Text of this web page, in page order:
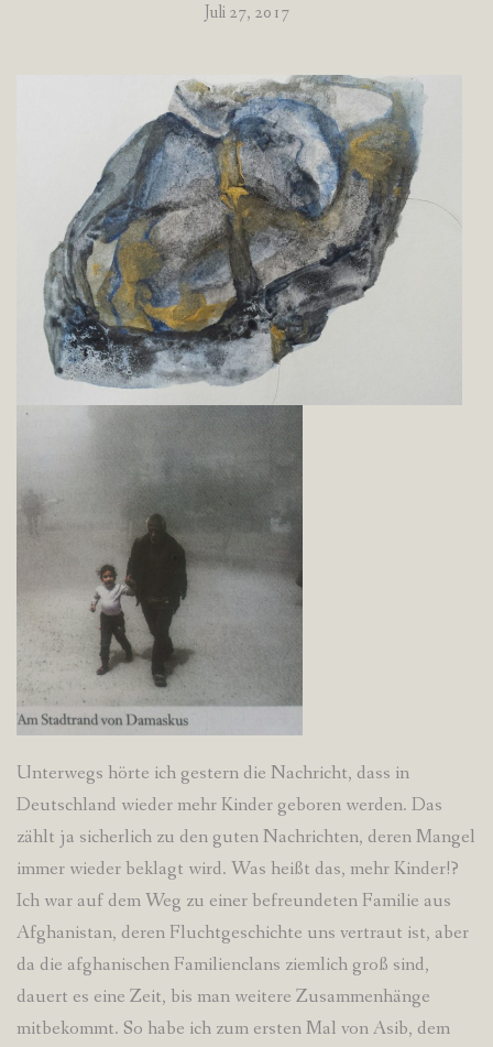
Juli 27, 2017
Unterwegs hörte ich gestern die Nachricht, dass in
Deutschland wieder mehr Kinder geboren werden. Das
zählt ja sicherlich zu den guten Nachrichten, deren Mangel
immer wieder beklagt wird. Was heißt das, mehr Kinder!?
Ich war auf dem Weg zu einer befreundeten Familie aus
Afghanistan, deren Fluchtgeschichte uns vertraut ist, aber
da die afghanischen Familienclans ziemlich groß sind,
dauert es eine Zeit, bis man weitere Zusammenhänge
mitbekommt. So habe ich zum ersten Mal von Asib, dem